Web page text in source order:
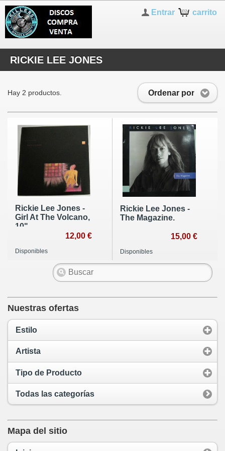
carrito
Entrar
RICKIE LEE JONES
Ordenar por
Hay 2 productos.
Rickie Lee Jones -
Girl At The Volcano,
10"
12,00 €
Disponibles
Rickie Lee Jones -
The Magazine.
15,00 €
Disponibles
Nuestras ofertas
Estilo
Artista
Tipo de Producto
Todas las categorías
Mapa del sitio